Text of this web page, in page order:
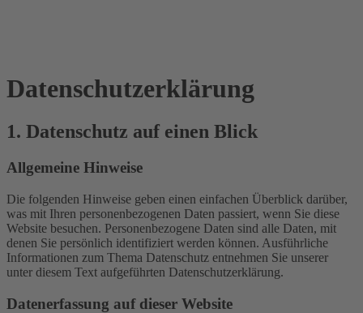
Datenschutz­erklärung
1. Datenschutz auf einen Blick
Allgemeine Hinweise
Die folgenden Hinweise geben einen einfachen Überblick darüber,
was mit Ihren personenbezogenen Daten passiert, wenn Sie diese
Website besuchen. Personenbezogene Daten sind alle Daten, mit
denen Sie persönlich identifiziert werden können. Ausführliche
Informationen zum Thema Datenschutz entnehmen Sie unserer
unter diesem Text aufgeführten Datenschutzerklärung.
Datenerfassung auf dieser Website